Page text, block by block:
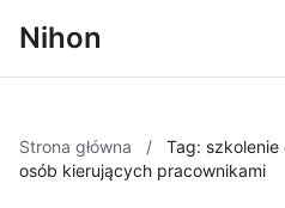
Nihon
Strona główna /
Tag:
osób kierujących pracownikami